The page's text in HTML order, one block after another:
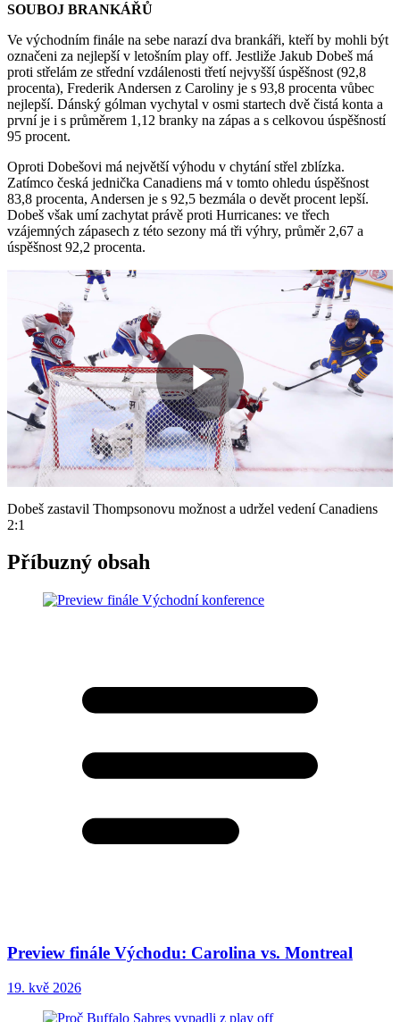
SOUBOJ BRANKÁŘŮ
Ve východním finále na sebe narazí dva brankáři, kteří by mohli být
označeni za nejlepší v letošním play off. Jestliže Jakub Dobeš má
proti střelám ze střední vzdálenosti třetí nejvyšší úspěšnost (92,8
procenta), Frederik Andersen z Caroliny je s 93,8 procenta vůbec
nejlepší. Dánský gólman vychytal v osmi startech dvě čistá konta a
první je i s průměrem 1,12 branky na zápas a s celkovou úspěšností
95 procent.
Oproti Dobešovi má největší výhodu v chytání střel zblízka.
Zatímco česká jednička Canadiens má v tomto ohledu úspěšnost
83,8 procenta, Andersen je s 92,5 bezmála o devět procent lepší.
Dobeš však umí zachytat právě proti Hurricanes: ve třech
vzájemných zápasech z této sezony má tři výhry, průměr 2,67 a
úspěšnost 92,2 procenta.
Play
Video
Dobeš zastavil Thompsonovu možnost a udržel vedení Canadiens
2:1
Příbuzný obsah
Preview finále Východu: Carolina vs. Montreal
19. kvě 2026